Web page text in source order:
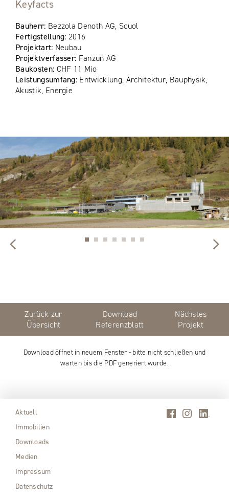
Keyfacts
Bauherr: Bezzola Denoth AG, Scuol
Fertigstellung:2016
Projektart: Neubau
Projektverfasser: Fanzun AG
Baukosten: CHF 11 Mio
Leistungsumfang: Entwicklung, Architektur, Bauphysik,
Akustik, Energie
Zurück zur
Übersicht
Download
Referenzblatt
Nächstes
Projekt
Download öffnet in neuem Fenster - bitte nicht schließen und
warten bis die PDF generiert wurde.
Aktuell
Immobilien
Downloads
Medien
Impressum
Datenschutz